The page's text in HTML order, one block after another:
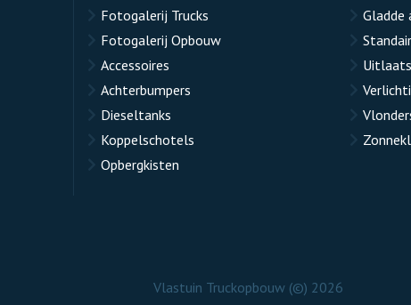
Fotogalerij Trucks
Fotogalerij Opbouw
Accessoires
Achterbumpers
Dieseltanks
Koppelschotels
Opbergkisten
Gladde
Vlastuin Truckopbouw (©) 2026